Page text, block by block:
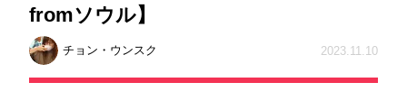
fromソウル】
チョン・ウンスク 2023.11.10